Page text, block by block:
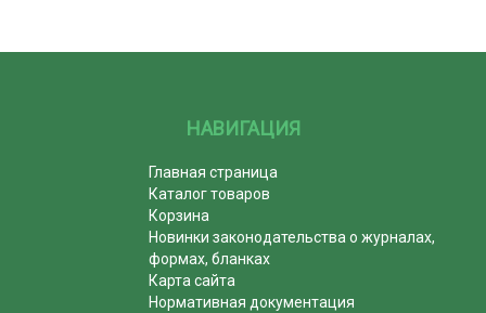
НАВИГАЦИЯ
Главная страница
Каталог товаров
Корзина
Новинки законодательства о журналах,
формах, бланках
Карта сайта
Нормативная документация